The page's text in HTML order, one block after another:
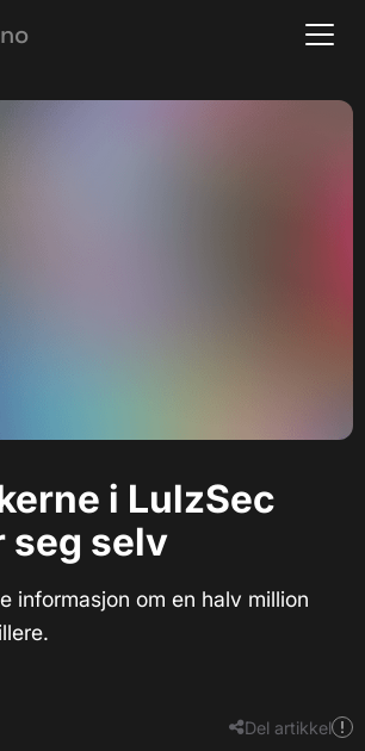
i LulzSec
seg selv
informasjon om en halv million
Del artikkel